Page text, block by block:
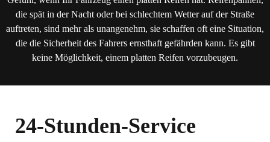
die spät in der Nacht oder bei schlechtem Wetter auf der Straße
auftreten, sind mehr als unangenehm, sie schaffen oft eine Situation,
die die Sicherheit des Fahrers ernsthaft gefährden kann. Es gibt
keine Möglichkeit, einem platten Reifen vorzubeugen.
24-Stunden-Service